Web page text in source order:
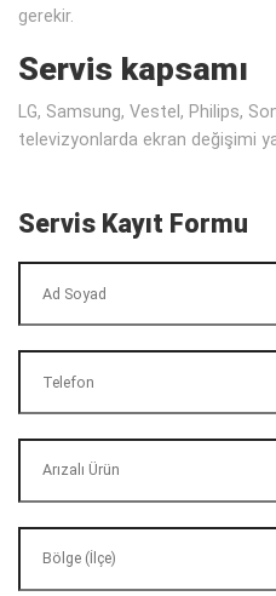
gerekir.
Servis kapsamı
LG, Samsung, Vestel, Philips,
televizyonlarda ekran değişimi
Servis Kayıt Formu